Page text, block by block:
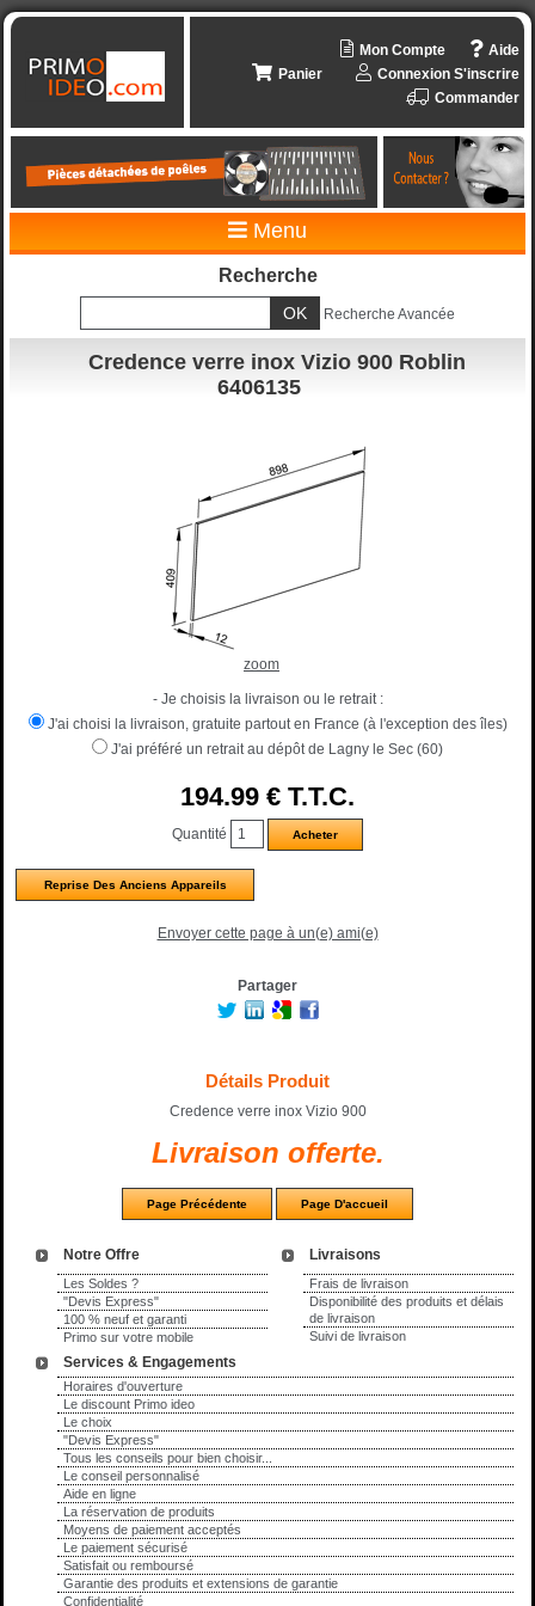
Aide
Mon Compte
Connexion S'inscrire
Panier
Commander
Menu
Notre Offre
Les Soldes ?
"Devis Express"
100 % neuf et garanti
Primo sur votre mobile
Livraisons
Frais de livraison
Disponibilité des produits et délais
de livraison
Suivi de livraison
Services & Engagements
Horaires d'ouverture
Le discount Primo ideo
Le choix
"Devis Express"
Tous les conseils pour bien choisir...
Le conseil personnalisé
Aide en ligne
La réservation de produits
Moyens de paiement acceptés
Le paiement sécurisé
Satisfait ou remboursé
Garantie des produits et extensions de garantie
Confidentialité
Recherche
Recherche Avancée
Credence verre inox Vizio 900 Roblin
6406135
zoom
- Je choisis la livraison ou le retrait :
J'ai choisi la livraison, gratuite partout en France (à l'exception des îles)
J'ai préféré un retrait au dépôt de Lagny le Sec (60)
194.99 € T.T.C.
Quantité
Reprise Des Anciens Appareils
Envoyer cette page à un(e) ami(e)
Partager
Détails Produit
Credence verre inox Vizio 900
Livraison offerte.